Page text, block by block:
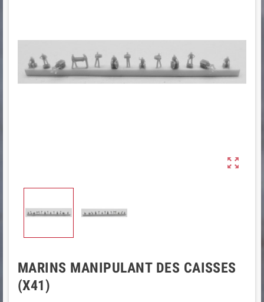

MARINS MANIPULANT DES CAISSES
(X41)